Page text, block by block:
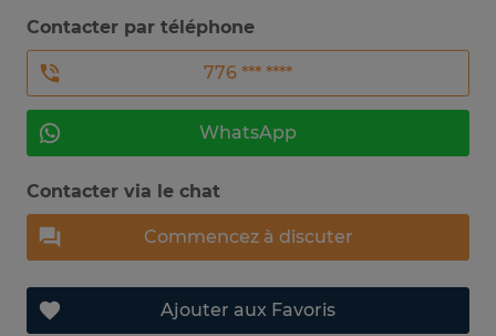
Contacter par téléphone
776 *** ****
WhatsApp
Contacter via le chat
Commencez à discuter
Ajouter aux Favoris